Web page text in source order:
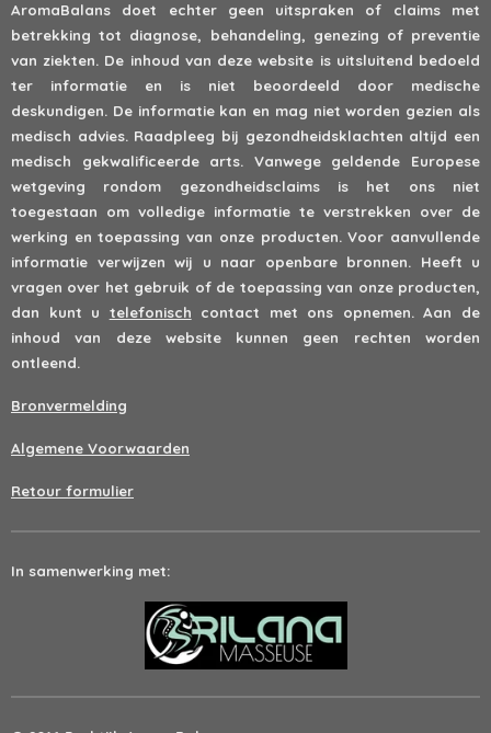
AromaBalans doet echter geen uitspraken of claims met
betrekking tot diagnose, behandeling, genezing of preventie
van ziekten. De inhoud van deze website is uitsluitend bedoeld
ter informatie en is niet beoordeeld door medische
deskundigen. De informatie kan en mag niet worden gezien als
medisch advies. Raadpleeg bij gezondheidsklachten altijd een
medisch gekwalificeerde arts. Vanwege geldende Europese
wetgeving rondom gezondheidsclaims is het ons niet
toegestaan om volledige informatie te verstrekken over de
werking en toepassing van onze producten. Voor aanvullende
informatie verwijzen wij u naar openbare bronnen. Heeft u
vragen over het gebruik of de toepassing van onze producten,
dan kunt u telefonisch contact met ons opnemen. Aan de
inhoud van deze website kunnen geen rechten worden
ontleend.
Bronvermelding
Algemene Voorwaarden
Retour formulier
In samenwerking met: